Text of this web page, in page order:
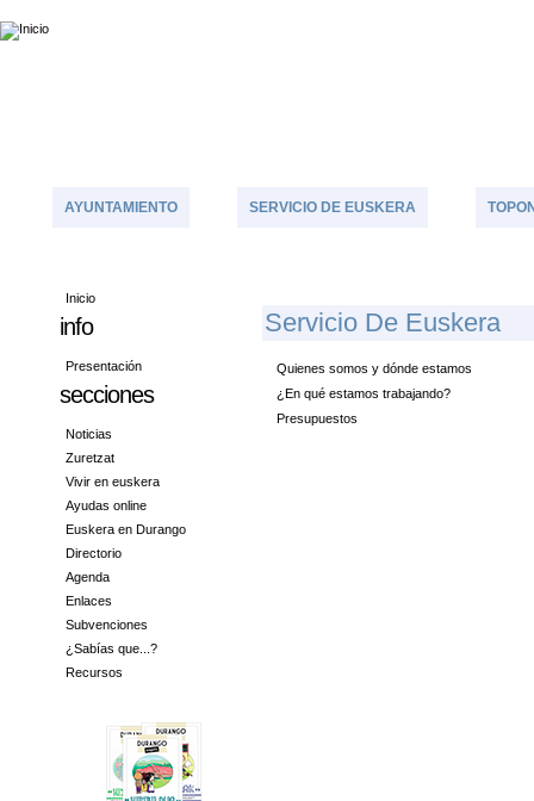
AYUNTAMIENTO SERVICIO DE EUSKERA
Inicio
info
Presentación
secciones
Noticias
Zuretzat
Vivir en euskera
Ayudas online
Euskera en Durango
Directorio
Agenda
Enlaces
Subvenciones
¿Sabías que...?
Recursos
SErvicio De Euskera
Quienes somos y dónde estamos
¿En qué estamos trabajando?
Presupuestos